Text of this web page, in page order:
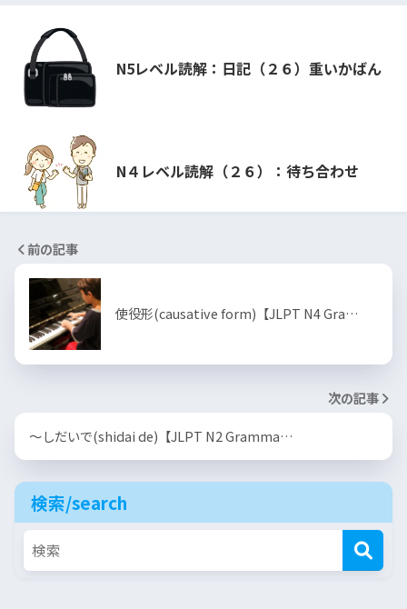
N5レベル読解：日記（２６）重いかばん
N４レベル読解（２６）：待ち合わせ
前の記事
使役形(causative form)【JLPT N4 Gra…
次の記事
～しだいで(shidai de)【JLPT N2 Gramma…
検索/search